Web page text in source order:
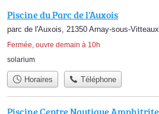
Piscine du Parc de l'Auxois
parc de l'Auxois, 21350 Arnay-sous-Vitteaux
Fermée, ouvre demain à 10h
solarium
Horaires Téléphone